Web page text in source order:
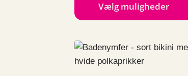
Vælg muligheder
vare